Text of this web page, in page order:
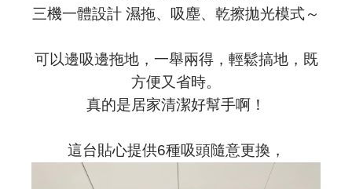
三機一體設計 濕拖、吸塵、乾擦拋光模式～
可以邊吸邊拖地，一舉兩得，輕鬆搞地，既
方便又省時。
真的是居家清潔好幫手啊！
這台貼心提供6種吸頭隨意更換，